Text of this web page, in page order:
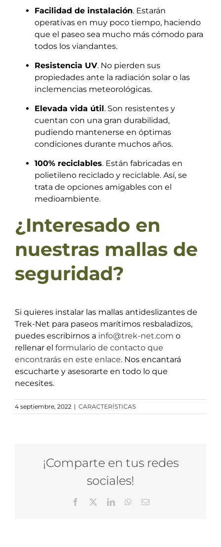
Facilidad de instalación. Estarán
operativas en muy poco tiempo, haciendo
que el paseo sea mucho más cómodo para
todos los viandantes.
Resistencia UV. No pierden sus
propiedades ante la radiación solar o las
inclemencias meteorológicas.
Elevada vida útil. Son resistentes y
cuentan con una gran durabilidad,
pudiendo mantenerse en óptimas
condiciones durante muchos años.
100% reciclables. Están fabricadas en
polietileno reciclado y reciclable. Así, se
trata de opciones amigables con el
medioambiente.
¿Interesado en
nuestras mallas de
seguridad?
Si quieres instalar las mallas antideslizantes de
Trek-Net para paseos marítimos resbaladizos,
puedes escribirnos a info@trek-net.com o
rellenar el formulario de contacto que
encontrarás en este enlace. Nos encantará
escucharte y asesorarte en todo lo que
necesites.
4 septiembre, 2022 | CARACTERÍSTICAS
¡Comparte en tus redes
sociales!
Facebook LinkedInWhatsApp
Correo